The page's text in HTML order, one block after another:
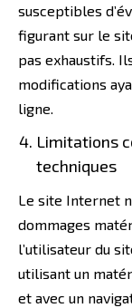
susceptibles
figurant sur le
pas exhaustifs.
modifications
ligne.
Limitations
techniques
Le site Internet
dommages
l’utilisateur du
utilisant un
et avec un